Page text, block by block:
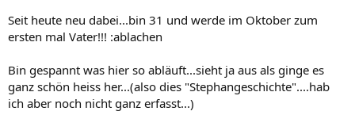
Seit heute neu dabei...bin 31 und werde im Oktober zum
ersten mal Vater!!! :ablachen
Bin gespannt was hier so abläuft...sieht ja aus als ginge es
ganz schön heiss her...(also dies "Stephangeschichte"....hab
ich aber noch nicht ganz erfasst...)